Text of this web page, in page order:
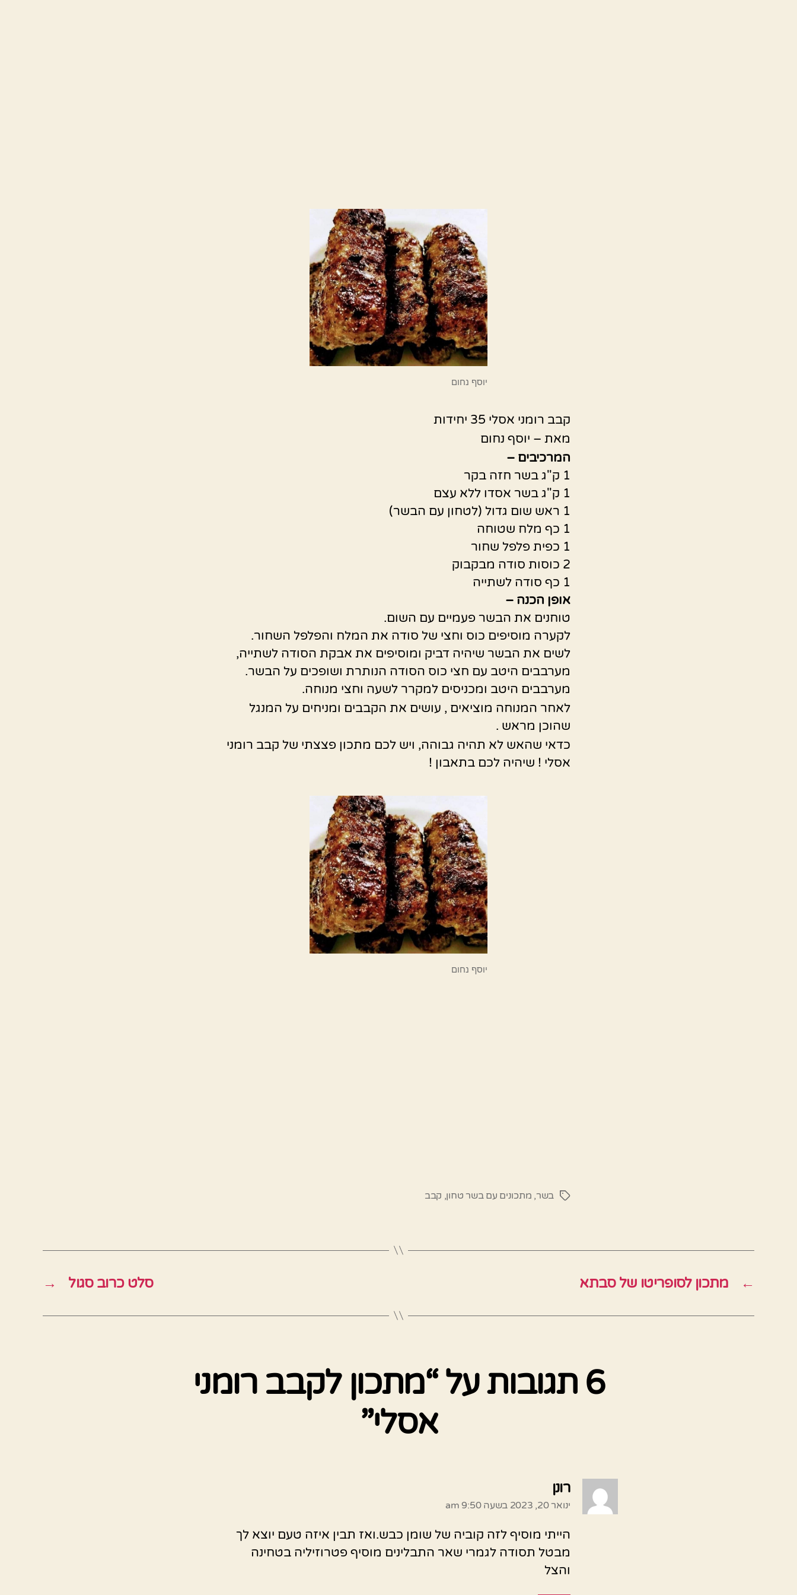
יוסף נחום
קבב רומני אסלי 35 יחידות
מאת – יוסף נחום
המרכיבים –
1 ק"ג בשר חזה בקר
1 ק"ג בשר אסדו ללא עצם
1 ראש שום גדול (לטחון עם הבשר)
1 כף מלח שטוחה
1 כפית פלפל שחור
2 כוסות סודה מבקבוק
1 כף סודה לשתייה
אופן הכנה –
טוחנים את הבשר פעמיים עם השום.
לקערה מוסיפים כוס וחצי של סודה את המלח והפלפל השחור.
לשים את הבשר שיהיה דביק ומוסיפים את אבקת הסודה לשתייה,
מערבבים היטב עם חצי כוס הסודה הנותרת ושופכים על הבשר.
מערבבים היטב ומכניסים למקרר לשעה וחצי מנוחה.
לאחר המנוחה מוציאים , עושים את הקבבים ומניחים על המנגל
שהוכן מראש .
כדאי שהאש לא תהיה גבוהה, ויש לכם מתכון פצצתי של קבב רומני
אסלי ! שיהיה לכם בתאבון !
יוסף נחום
תגיותבשר, מתכונים עם בשר טחון, קבב
← מתכון לסופריטו של סבתא → סלט כרוב סגול
6 תגובות על “מתכון לקבב רומני
אסלי”
רונן
ינואר 20, 2023 בשעה 9:50 am
הייתי מוסיף לזה קוביה של שומן כבש.ואז תבין איזה טעם יוצא לך
מבטל תסודה לגמרי שאר התבלינים מוסיף פטרוזיליה בטחינה
והצל